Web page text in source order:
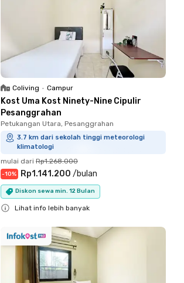
Coliving • Campur
Kost Uma Kost Ninety-Nine Cipulir
Pesanggrahan
Petukangan Utara, Pesanggrahan
3.7 km dari sekolah tinggi meteorologi
klimatologi
mulai dari Rp1.268.000
-10% Rp1.141.200 /bulan
Diskon sewa min. 12 Bulan
Lihat info lebih banyak